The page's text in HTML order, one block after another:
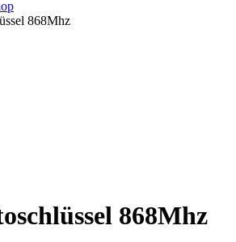
868Mhz
868Mhz